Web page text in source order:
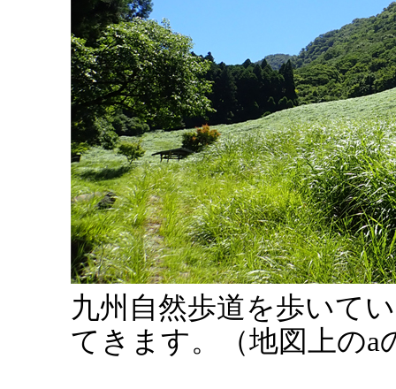
九州自然歩道を歩いて
てきます。（地図上のa